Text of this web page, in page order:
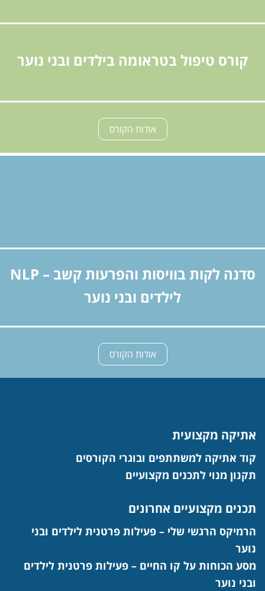
קורס טיפול בטראומה בילדים ובני נוער
אודות הקורס
סדנה לקות בוויסות והפרעות קשב – NLP
לילדים ובני נוער
אודות הקורס
אתיקה מקצועית
קוד אתיקה למשתתפים ובוגרי הקורסים
תקנון מנוי לתכנים מקצועיים
תכנים מקצועיים אחרונים
הרמיקס הרגשי שלי – פעילות פרטנית לילדים ובני
נוער
מסע הכוחות על קו החיים – פעילות פרטנית לילדים
ובני נוער